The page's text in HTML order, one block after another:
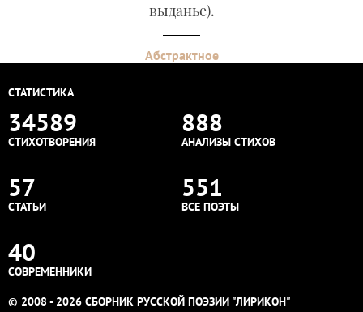
выданье).
Абстрактное
СТАТИСТИКА
34589
СТИХОТВОРЕНИЯ
888
АНАЛИЗЫ СТИХОВ
57
СТАТЬИ
551
ВСЕ ПОЭТЫ
40
СОВРЕМЕННИКИ
© 2008 - 2026 СБОРНИК РУССКОЙ ПОЭЗИИ "ЛИРИКОН"